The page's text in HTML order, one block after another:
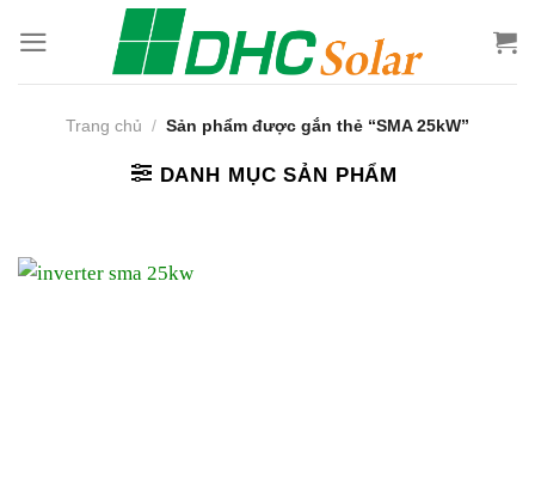
qua
nội
Trang chủ / Sản phẩm được gắn thẻ “SMA 25kW”
DANH MỤC SẢN PHẨM